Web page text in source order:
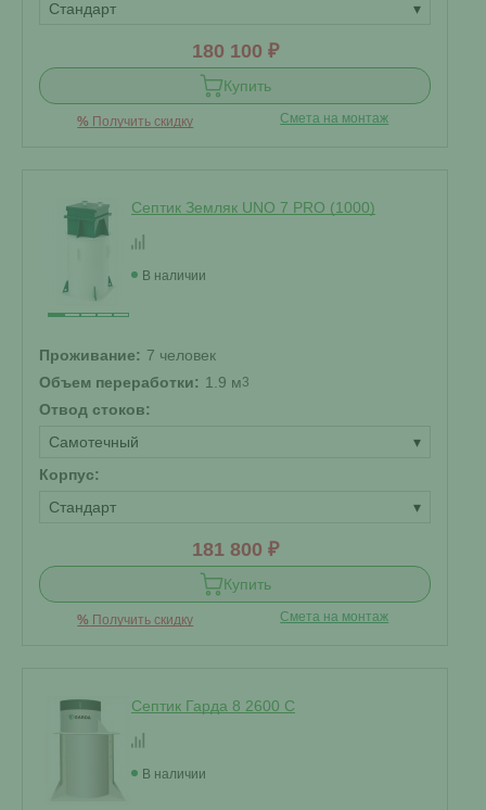
Стандарт
▾
180 100 ₽
Купить
% Получить скидку Смета на монтаж
Септик Земляк UNO 7 PRO (1000)
В наличии
Проживание: 7 человек
Объем переработки: 1.9 м3
Отвод стоков:
Самотечный
▾
Корпус:
Стандарт
▾
181 800 ₽
Купить
% Получить скидку Смета на монтаж
Септик Гарда 8 2600 C
В наличии